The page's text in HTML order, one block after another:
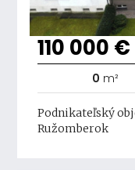
110 000 €
0 m²
Podnikateľský
Ružomberok